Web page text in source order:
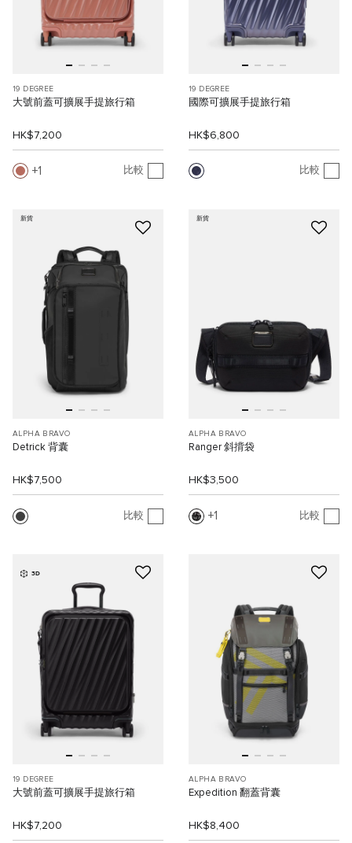
19 DEGREE
大號前蓋可擴展手提旅行箱
HK$7,200
1 比較
19 DEGREE
國際可擴展手提旅行箱
HK$6,800
比較
新貨
ALPHA BRAVO
Detrick 背囊
HK$7,500
比較
新貨
ALPHA BRAVO
Ranger 斜揹袋
HK$3,500
1 比較
3D
19 DEGREE
大號前蓋可擴展手提旅行箱
HK$7,200
ALPHA BRAVO
Expedition 翻蓋背囊
HK$8,400